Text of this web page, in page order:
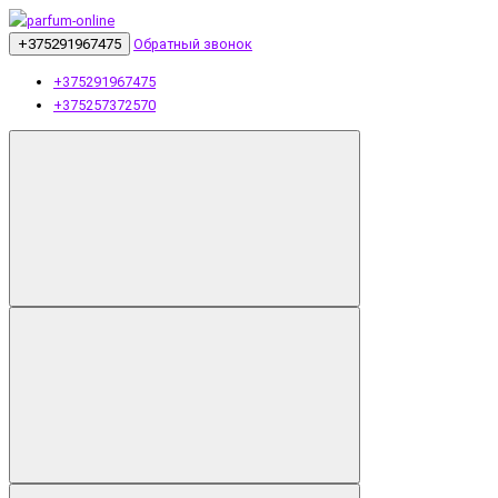
+375291967475 Обратный звонок
+375291967475
+375257372570